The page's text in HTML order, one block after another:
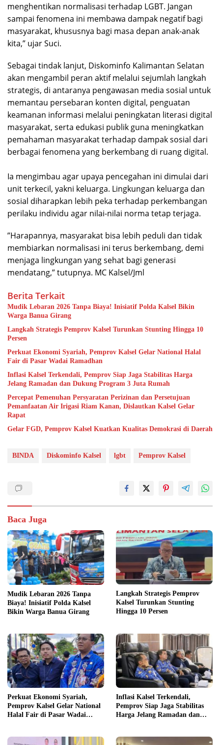
menghentikan normalisasi terhadap LGBT. Jangan
sampai fenomena ini membawa dampak negatif bagi
masyarakat, khususnya bagi masa depan anak-anak
kita,” ujar Suci.
Sebagai tindak lanjut, Diskominfo Kalimantan Selatan
akan mengambil peran aktif melalui sejumlah langkah
strategis, di antaranya pengawasan media sosial untuk
memantau persebaran konten digital, penguatan
keamanan informasi melalui peningkatan literasi digital
masyarakat, serta edukasi publik guna meningkatkan
pemahaman masyarakat terhadap dampak sosial dari
berbagai fenomena yang berkembang di ruang digital.
Ia mengimbau agar upaya pencegahan ini dimulai dari
unit terkecil, yakni keluarga. Lingkungan keluarga dan
sosial diharapkan lebih peka terhadap perkembangan
perilaku individu agar nilai-nilai norma tetap terjaga.
​”Harapannya, masyarakat bisa lebih peduli dan tidak
membiarkan normalisasi ini terus berkembang, demi
menjaga lingkungan yang sehat bagi generasi
mendatang,” tutupnya. MC Kalsel/Jml
Berita Terkait
Mudik Lebaran 2026 Tanpa Biaya! Inisiatif Polda Kalsel Bikin
Warga Banua Girang
Langkah Strategis Pemprov Kalsel Turunkan Stunting Hingga 10
Persen
Perkuat Ekonomi Syariah, Pemprov Kalsel Gelar National Halal
Fair di Pasar Wadai Ramadhan
Inflasi Kalsel Terkendali, Pemprov Siap Jaga Stabilitas Harga
Jelang Ramadan dan Dukung Program 3 Juta Rumah
Percepat Pemenuhan Persyaratan Perizinan dan Persetujuan
Pemanfaatan Air Irigasi Riam Kanan, Dislautkan Kalsel Gelar
Rapat
Gelar FGD, Pemprov Kalsel Kuatkan Kualitas Demokrasi di Daerah
BINDA Diskominfo Kalsel lgbt Pemprov Kalsel
Baca Juga
Mudik Lebaran 2026 Tanpa
Biaya! Inisiatif Polda Kalsel
Bikin Warga Banua Girang
Langkah Strategis Pemprov
Kalsel Turunkan Stunting
Hingga 10 Persen
Perkuat Ekonomi Syariah,
Pemprov Kalsel Gelar National
Halal Fair di Pasar Wadai
Inflasi Kalsel Terkendali,
Pemprov Siap Jaga Stabilitas
Harga Jelang Ramadan dan